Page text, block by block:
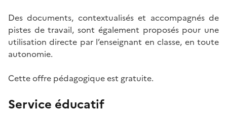
Des documents, contextualisés et accompagnés de
pistes de travail, sont également proposés pour une
utilisation directe par l’enseignant en classe, en toute
autonomie.
Cette offre pédagogique est gratuite.
Service éducatif